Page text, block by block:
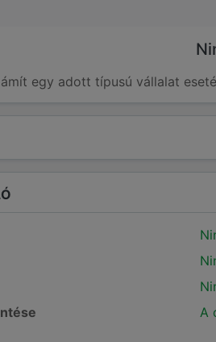
egy adott típusú vállalat
A